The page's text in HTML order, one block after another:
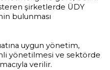
şirketlerde ÜDY
bulunması
uygun yönetim,
yönetilmesi ve sektörde
verilir.